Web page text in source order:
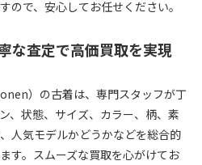
ので、安心してお任せください。
な査定で高価買取を実現
）の古着は、専門スタッフが丁
、状態、サイズ、カラー、柄、素
人気モデルかどうかなどを総合的
す。スムーズな買取を心がけてお